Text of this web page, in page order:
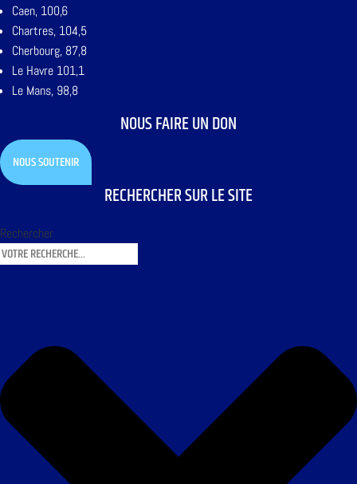
Caen, 100,6
Chartres, 104,5
Cherbourg, 87,8
Le Havre 101,1
Le Mans, 98,8
NOUS FAIRE UN DON
NOUS SOUTENIR
RECHERCHER SUR LE SITE
Rechercher